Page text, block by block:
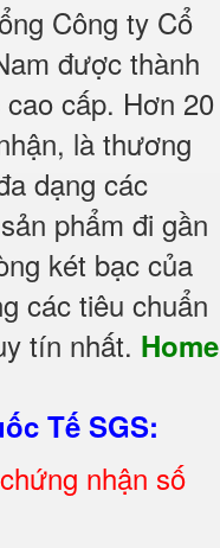
Công ty Cổ
được thành
cấp. Hơn 20
là thương
dạng các
phẩm đi gần
két bạc của
các tiêu chuẩn
tín nhất. Home
Tế SGS:
nhận số